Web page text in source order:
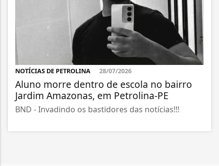
NOTÍCIAS DE PETROLINA 28/07/2026
Aluno morre dentro de escola no bairro
Jardim Amazonas, em Petrolina-PE
BND - Invadindo os bastidores das notícias!!!